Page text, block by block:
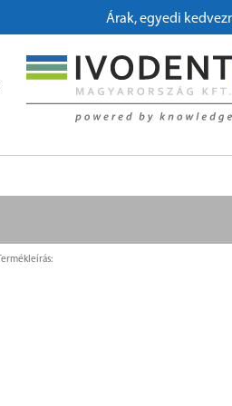
Árak, egyedi
Termékleírás: